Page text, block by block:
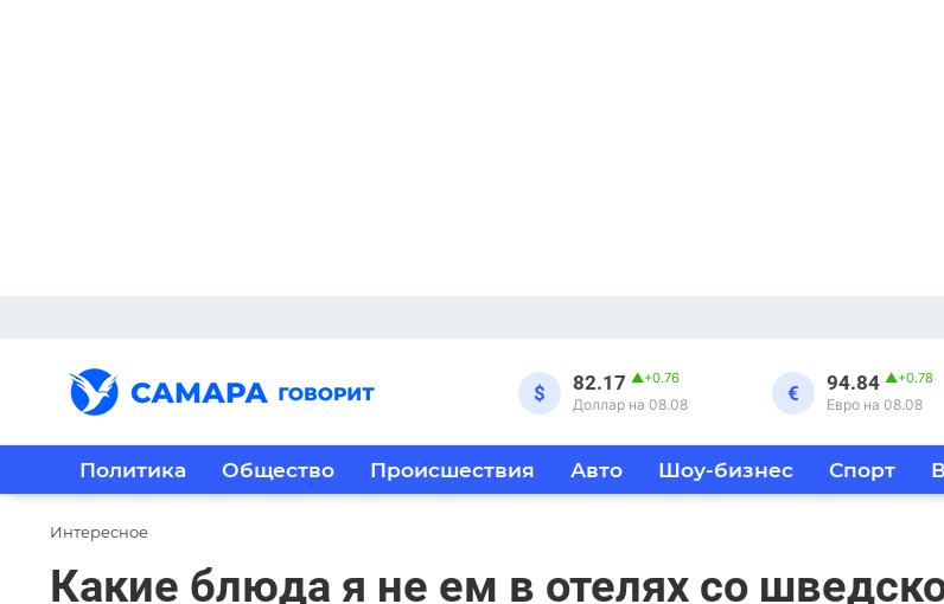
$ 82.17 ▲+0.76
Доллар на 08.08 € 94.84 ▲+0.78
Евро на 08.08
Политика Общество Происшествия Авто Шоу-бизнес Спорт
Интересное
Какие блюда я не ем в отелях со